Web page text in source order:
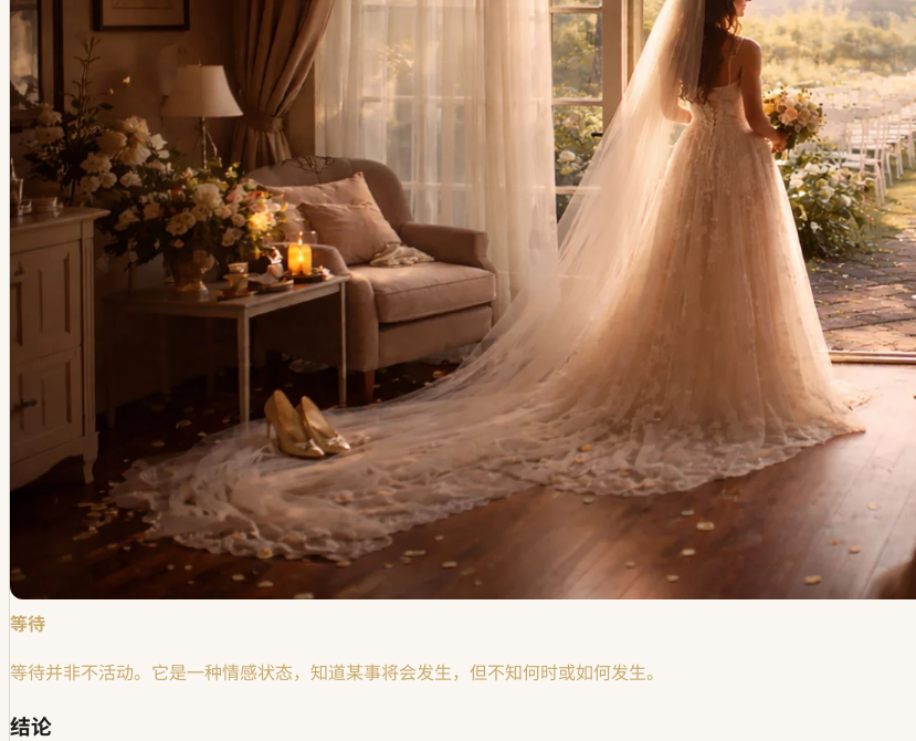
等待
等待并非不活动。它是一种情感状态，知道某事将会发生，但不知何时或如何发生。
结论